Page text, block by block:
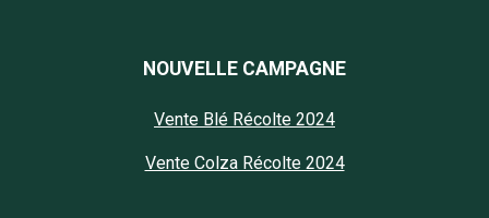
NOUVELLE CAMPAGNE
Vente Blé Récolte 2024
Vente Colza Récolte 2024